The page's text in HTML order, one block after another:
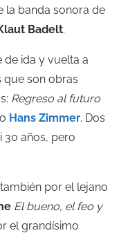
la banda sonora de
Badelt.
de ida y vuelta a
son obras
Regreso al futuro
Hans Zimmer. Dos
30 años, pero
por el lejano
El bueno, el feo y
el grandísimo